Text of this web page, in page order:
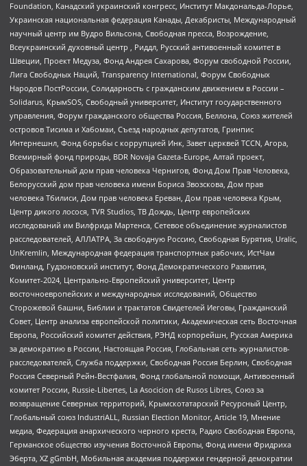
Foundation, Канадский украинский конгресс, Институт Макдональда-Лорье,
Украинская национальная федерация Канады, Декабристы, Международный
научный центр им Вудро Вильсона, Свободная пресса, Возрождение,
Всеукраинский духовный центр , Риддл, Русский антивоенный комитет в
Швеции, Проект Медуза, Фонд Андрея Сахарова, Форум свободной России,
Лига Свободных Наций, Transparеncy International, Форум Свободных
Народов ПостРоссии, Солидарность с гражданским движением в России –
Solidarus, КрымSOS, Свободный университет, Институт государственного
управления, Форум гражданского общества Россия, Беллона, Союз жителей
островов Тисима и Хабомаи, Съезд народных депутатов, Гринпис
Интернешнл, Фонд борьбы с коррупцией Инк, Завет церквей TCCN, Агора,
Всемирный фонд природы, BDR Novaja Gazeta-Europe, Алтай проект,
Образовательный дом прав человека Чернигов, Фонд Дом Прав Человека,
Белорусский дом прав человека имени Бориса Звозскова, Дом прав
человека Тбилиси, Дом прав человека Ереван, Дом прав человека Крым,
Центр дикого лосося, TVR Studios, ТВ Дождь, Центр европейских
исследований им Вилфрида Мартенса, Сетевое объединение журналистов
расследователей, АЛЛАТРА, За свободную Россию, Свободная Бурятия, Uralic,
UnKremlin, Международная федерация транспортных рабочих, ИстЧам
Финланд, Гудзоновский институт, Фонд Демократического Развития,
Комитет-2024, Центрально-Европейский университет, Центр
восточноевропейских и международных исследований, Общество
Сторожевой башни, Библии и трактатов Свидетелей Иеговы, Гражданский
Совет, Центр анализа европейской политики, Академическая сеть Восточная
Европа, Российский комитет действия, РЭНД корпорейшн, Русская Америка
за демократию в России, Настоящая Россия, Глобальная сеть журналистов-
расследователей, Служба поддержки, Свободная Россия Берлин, Свободная
Россия Северный Рейн-Вестфалия, Фонд глобальной помощи, Антивоенный
комитет России, Russie-Libertes, La Asocicion de Rusos Libres, Союз за
возвращение Северных территорий, Крымскотатарский Ресурсный Центр,
Глобальный союз IndustriALL, Russian Election Monitor, Article 19, Мнение
медиа, Федерация анархического черного креста, Радио Свободная Европа,
Германское общество изучения Восточной Европы, Фонд имени Фридриха
Эберта, XZ gGmbH, Мобильная академия поддержки гендерной демократии